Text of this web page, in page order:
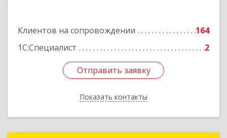
Клиентов на сопровождении
164
1С:Специалист
2
Отправить заявку
Показать контакты
Подробнее
Отправить заявку
Назад